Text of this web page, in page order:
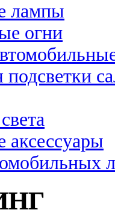
лампы
огни